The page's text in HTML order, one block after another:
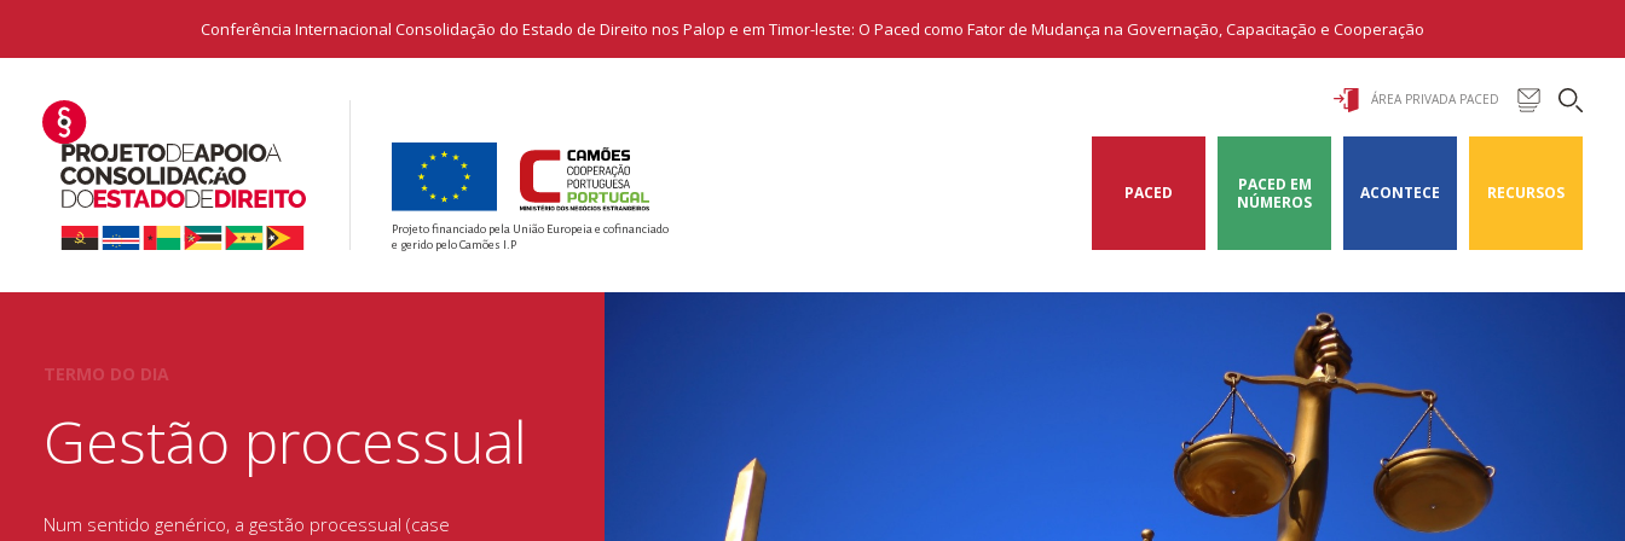
Conferência Internacional Consolidação do Estado de Direito nos Palop e em Timor-leste: O Paced como Fator de Mudança na Governação, Capacitação e Cooperação
Projeto financiado pela União Europeia e cofinanciado
e gerido pelo Camões I.P
ÁREA PRIVADA PACED
PACED
PACED EM
NÚMEROS
ACONTECE RECURSOS
TERMO DO DIA
Gestão processual
Num sentido genérico, a gestão processual (case